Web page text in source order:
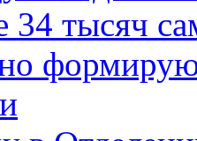
34 тысяч